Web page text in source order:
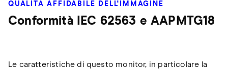
QUALITÀ AFFIDABILE DELL'IMMAGINE
Conformità IEC 62563 e AAPMTG18
Le caratteristiche di questo monitor, in particolare la